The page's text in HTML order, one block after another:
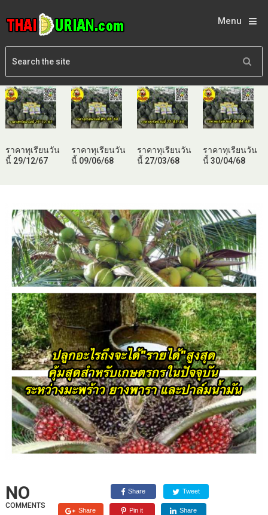
Menu
ราคาทุเรียนวัน
นี้ 29/12/67
ราคาทุเรียนวัน
นี้ 09/06/68
ราคาทุเรียนวัน
นี้ 27/03/68
ราคาทุเรียนวัน
นี้ 30/04/68
NO
COMMENTS
Share Tweet
Share Pin it Share